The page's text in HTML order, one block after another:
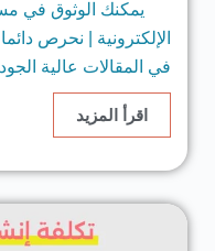
يمكنك الوثوق في
الإلكترونية | نحرص
في المقالات عالية
اقرأ المزيد